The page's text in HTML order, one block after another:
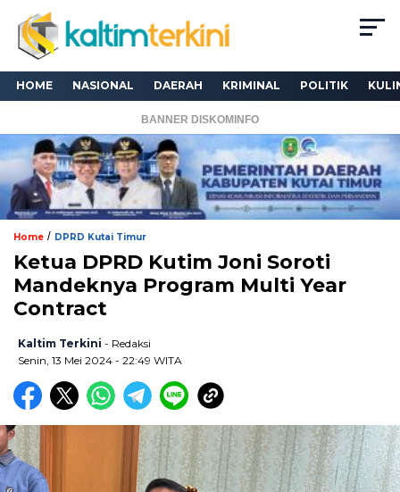
HOME NASIONAL DAERAH KRIMINAL POLITIK
BANNER DISKOMINFO
Home / DPRD Kutai Timur
Ketua DPRD Kutim Joni Soroti
Mandeknya Program Multi Year
Contract
Kaltim Terkini - Redaksi
Senin, 13 Mei 2024 - 22:49 WITA